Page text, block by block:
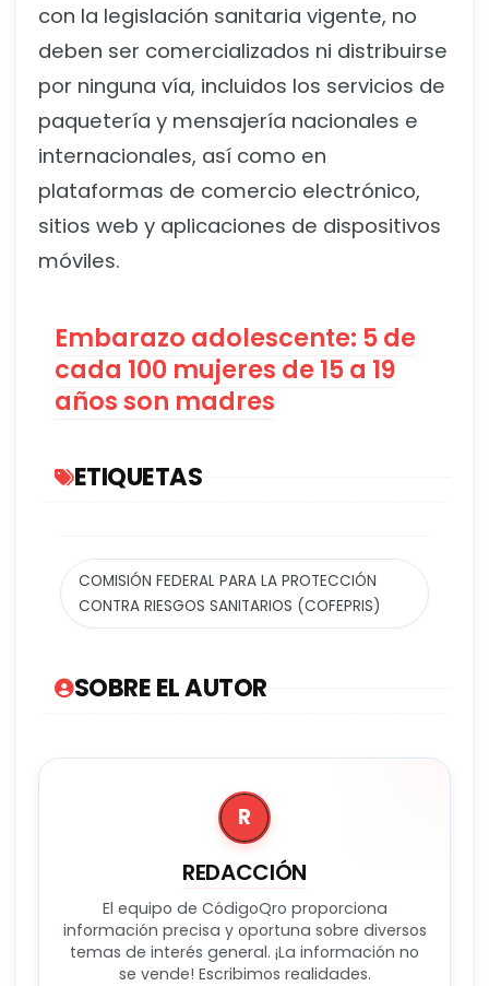
con la legislación sanitaria vigente, no
deben ser comercializados ni distribuirse
por ninguna vía, incluidos los servicios de
paquetería y mensajería nacionales e
internacionales, así como en
plataformas de comercio electrónico,
sitios web y aplicaciones de dispositivos
móviles.
Embarazo adolescente: 5 de
cada 100 mujeres de 15 a 19
años son madres
ETIQUETAS
COMISIÓN FEDERAL PARA LA PROTECCIÓN
CONTRA RIESGOS SANITARIOS (COFEPRIS)
SOBRE EL AUTOR
R
REDACCIÓN
El equipo de CódigoQro proporciona
información precisa y oportuna sobre diversos
temas de interés general. ¡La información no
se vende! Escribimos realidades.